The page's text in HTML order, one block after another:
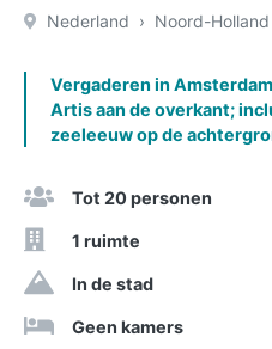
Nederland Noord-Holland
Vergaderen in
Artis aan de overkant;
zeeleeuw op de
Tot 20 personen
1 ruimte
In de stad
Geen kamers